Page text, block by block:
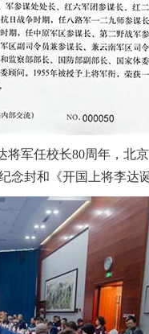
军任校长80周年，北
封和《开国上将李达